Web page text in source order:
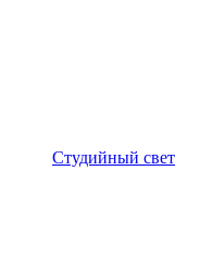
Студийный свет